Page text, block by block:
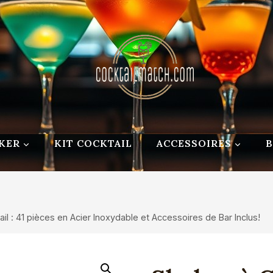
KIT COCKTAIL ACCESSOIRES
: 41 pièces en Acier Inoxydable et Accessoires de Bar Inclus!